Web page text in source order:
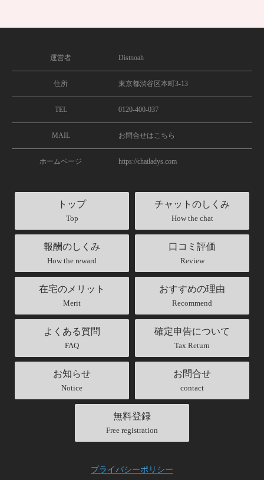
運営者 Distnoah
住所 東京都渋谷区本町3-13
TEL 0120-400-037
MAIL お問合せはこちら
ホームページ https://chatladys.com
トップ
Top
チャットのしくみ
How the chat
報酬のしくみ
How the reward
口コミ評価
Review
在宅のメリット
Merit
おすすめの理由
Recommend
よくある質問
FAQ
確定申告について
Tax Return
お知らせ
Notice
お問合せ
contact
無料登録
Free registration
プライバシーポリシー